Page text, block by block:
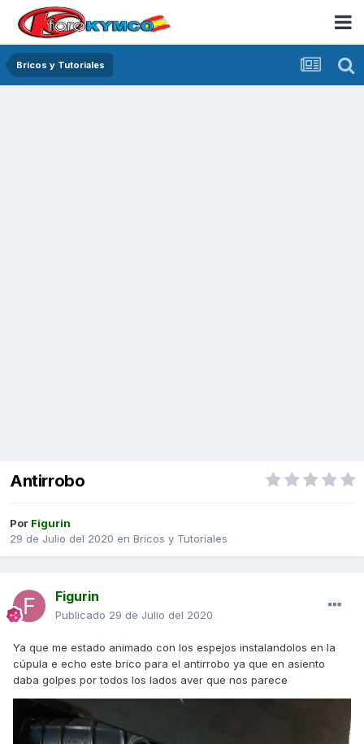
Bricos y Tutoriales
Antirrobo
Por Figurin
29 de Julio del 2020 en Bricos y Tutoriales
Figurin
Publicado 29 de Julio del 2020
Ya que me estado animado con los espejos instalandolos en la
cúpula e echo este brico para el antirrobo ya que en asiento
daba golpes por todos los lados aver que nos parece